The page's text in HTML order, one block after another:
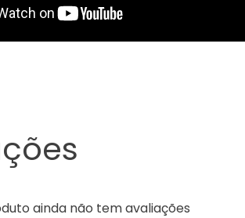
ainda não tem avaliações